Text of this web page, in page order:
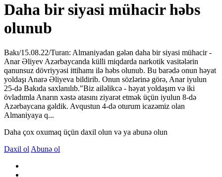
Daha bir siyasi mühacir həbs
olunub
Bakı/15.08.22/Turan: Almaniyadan gələn daha bir siyasi mühacir -
Anar Əliyev Azərbaycanda külli miqdarda narkotik vasitələrin
qanunsuz dövriyyəsi ittihamı ilə həbs olunub. Bu barədə onun həyat
yoldaşı Anarə Əliyeva bildirib. Onun sözlərinə görə, Anar iyulun
25-də Bakıda saxlanılıb."Biz ailəlikcə - həyat yoldaşım və iki
övladımla Anarın xəstə atasını ziyarət etmək üçün iyulun 8-də
Azərbaycana gəldik. Avqustun 4-də oturum icazəmiz olan
Almaniyaya q...
Daha çox oxumaq üçün daxil olun və ya abunə olun
Daxil ol Abunə ol